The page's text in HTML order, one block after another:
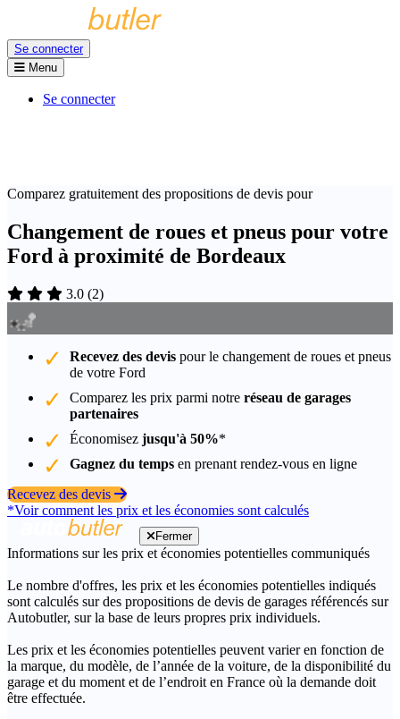
Se connecter
Menu
Se connecter
Comparez gratuitement des propositions de devis pour
Changement de roues et pneus pour votre
Ford à proximité de Bordeaux
3.0 (2)
Recevez des devis pour le changement de roues et pneus
de votre Ford
Comparez les prix parmi notre réseau de garages
partenaires
Économisez jusqu'à 50%*
Gagnez du temps en prenant rendez-vous en ligne
Recevez des devis
*Voir comment les prix et les économies sont calculés
Fermer
Informations sur les prix et économies potentielles communiqués
Le nombre d'offres, les prix et les économies potentielles indiqués
sont calculés sur des propositions de devis de garages référencés sur
Autobutler, sur la base de leurs propres prix individuels.
Les prix et les économies potentielles peuvent varier en fonction de
la marque, du modèle, de l’année de la voiture, de la disponibilité du
garage et du moment et de l’endroit en France où la demande doit
être effectuée.